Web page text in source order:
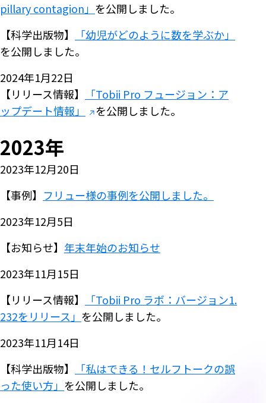
pillary contagion」 を公開しました。
【科学出版物】
「幼児がどのように数を学ぶか」
を公開しました。
2024年1月22日
【リリース情報】
「Tobii Pro フュージョン：ア
ップデート情報」
を公開しました。
2023年
2023年12月20日
【事例】 フリュー様の事例を公開しました。
2023年12月5日
【お知らせ】 年末年始のお知らせ
2023年11月15日
【リリース情報】
「Tobii Pro ラボ：バージョン1.
232をリリース」 を公開しました。
2023年11月14日
【科学出版物】
「私はできる！セルフトークの誤
った使い方」 を公開しました。